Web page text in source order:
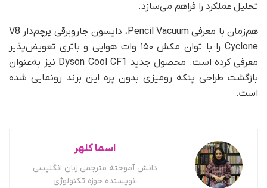
تحلیل عملکرد را فراهم می‌سازد.
هم‌زمان با معرفی Pencil Vacuum، دایسون جاروبرقی پرچم‌دار V8
Cyclone را با توان مکش ۱۵۰ وات هوایی و باتری تعویض‌پذیر
معرفی کرده است. محصول جدید Dyson Cool CF1 نیز به‌عنوان
بازگشت طراحی پنکه رومیزی بدون پره این برند رونمایی شده
است.
اسما کلهر
دانش آموخته مترجمی زبان انگلیسی
،نویسنده حوزه تکنولوژی